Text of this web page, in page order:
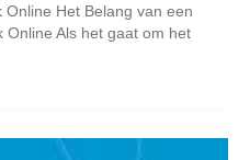
Het Belang van een
Online Als het gaat om het